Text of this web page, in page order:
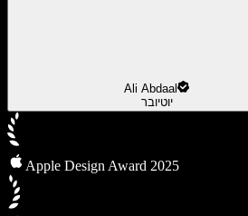
Ali Abdaal
יוטיובר
Apple Design Award 2025